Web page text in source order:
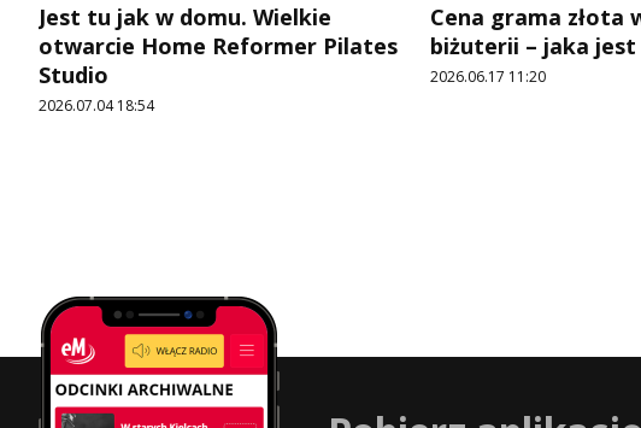
Jest tu jak w domu. Wielkie
otwarcie Home Reformer Pilates
Studio
2026.07.04 18:54
Cena grama złota
biżuterii – jaka jest
2026.06.17 11:20